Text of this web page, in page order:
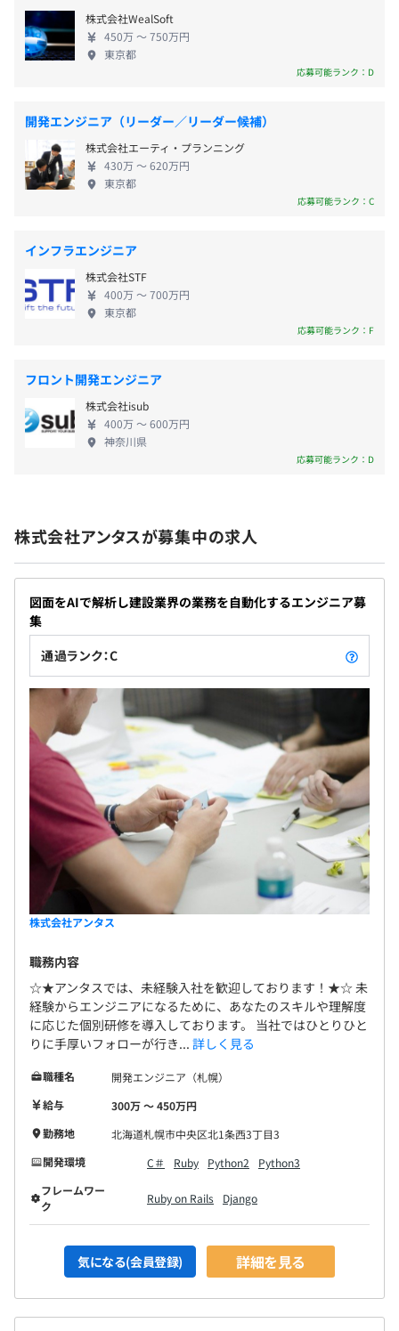
・DB：MariaDB、MySQL、PostgreSQL
・バージョン管理：Github
半期ごとの目標設定、2カ月に1回の面談・振返りを実施
し評価をおこなっています。
会社全体／各部門の目標を設定／公開／共有することで、
エンジニアが取組むべきことを明確にし個々の目標達成=
◆札幌本社・テクニカルソリューション部
エンジニア15名で構成されています。（内訳：部長、
1プロジェクトの単位期間は、およそ3カ月です。
・有休休暇
・慶弔休暇
・交通費全額支給
・役職手当
・出張手当
・慶弔見舞金
賞与：年2回
社会保険完備（健康保険・厚生年金加入・雇用保険・労災
無期雇用
3カ月（待遇の変更はありません）
イデアを出すために「調査・検討し、意見・知識を
共有する経験」を積める点が魅力です。「顧客の課題
をITの技術で解決できる提案とサービス提供」に一
◆スキルアップ教育制度充実 残業時間は平均30時間
以下、フレックスタイム導入（コアタイムあり）を
しているため、プライベートに合わせた業務が可能
です。社内勉強会を定期的に開催したり、資格取得・
スキルアップ支援やオンライン学習、セミナーへの
えています。
株式会社WealSoft
450万 〜 750万円
東京都
応募可能ランク：D
開発エンジニア（リーダー／リーダー候補）
株式会社エーティ・プランニング
430万 〜 620万円
東京都
応募可能ランク：C
インフラエンジニア
株式会社STF
400万 〜 700万円
東京都
応募可能ランク：F
フロント開発エンジニア
株式会社isub
400万 〜 600万円
神奈川県
応募可能ランク：D
株式会社アンタスが募集中の求人
図面をAIで解析し建設業界の業務を自動化するエンジニア募
集
通過ランク：C
株式会社アンタス
職務内容
☆★アンタスでは、未経験入社を歓迎しております！★☆ 未
経験からエンジニアになるために、あなたのスキルや理解度
に応じた個別研修を導入しております。 当社ではひとりひと
りに手厚いフォローが行き... 詳しく見る
職種名
開発エンジニア（札幌）
給与
300万 〜 450万円
勤務地
北海道札幌市中央区北1条西3丁目3
開発環境
C＃ Ruby Python2
Python3
フレームワー
ク
Ruby on Rails Django
気になる(会員登録) 詳細を見る